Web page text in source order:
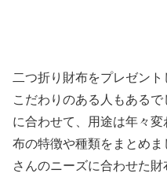
二つ折り財布をプレゼント
こだわりのある人もある
に合わせて、用途は年々
布の特徴や種類をまとめ
さんのニーズに合わせた財